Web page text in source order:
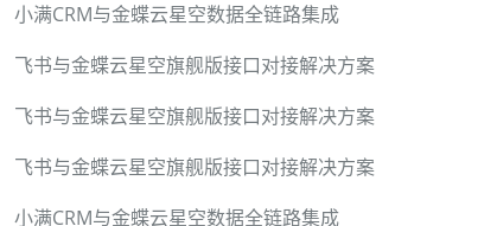
小满CRM与金蝶云星空数据全链路集成
飞书与金蝶云星空旗舰版接口对接解决方案
飞书与金蝶云星空旗舰版接口对接解决方案
飞书与金蝶云星空旗舰版接口对接解决方案
小满CRM与金蝶云星空数据全链路集成